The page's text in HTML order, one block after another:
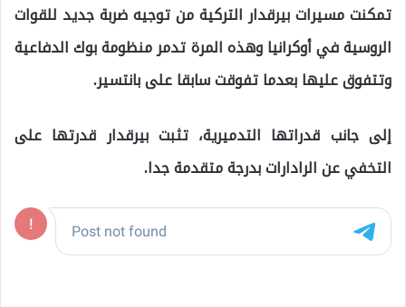
تمكنت مسيرات بيرقدار التركية من توجيه ضربة جديد للقوات
الروسية في أوكرانيا وهذه المرة تدمر منظومة بوك الدفاعية
وتتفوق عليها بعدما تفوقت سابقا على بانتسير.
إلى جانب قدراتها التدميرية، تثبت بيرقدار قدرتها على
التخفي عن الرادارات بدرجة متقدمة جدا.